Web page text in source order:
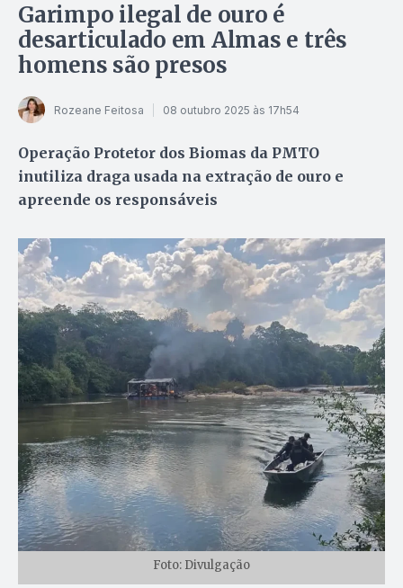
Garimpo ilegal de ouro é
desarticulado em Almas e três
homens são presos
Rozeane Feitosa 08 outubro 2025 às 17h54
Operação Protetor dos Biomas da PMTO
inutiliza draga usada na extração de ouro e
apreende os responsáveis
Foto: Divulgação